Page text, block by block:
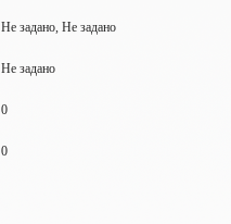
Не задано, Не задано
Не задано
0
0